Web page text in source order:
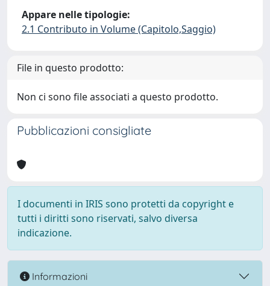
Appare nelle tipologie:
2.1 Contributo in Volume (Capitolo,Saggio)
File in questo prodotto:
Non ci sono file associati a questo prodotto.
Pubblicazioni consigliate
I documenti in IRIS sono protetti da copyright e
tutti i diritti sono riservati, salvo diversa
indicazione.
Informazioni